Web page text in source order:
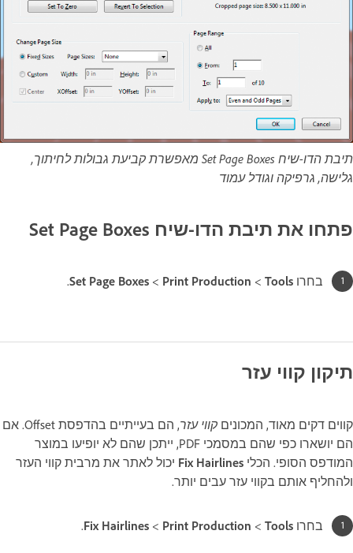
תיבת הדו-שיח Set Page Boxes מאפשרת קביעת גבולות לחיתוך,
גלישה, גרפיקה וגודל עמוד
פתחו את תיבת הדו-שיח Set Page Boxes
בחרו Tools‏
>
Print Production‏
>
Set Page Boxes
.
תיקון קווי עזר
קווים דקים מאוד, המכונים קווי עזר
, הם בעייתיים בהדפסת Offset. אם
הם יושארו כפי שהם במסמכי PDF, ייתכן שהם לא יופיעו במוצר
המודפס הסופי. הכלי Fix Hairlines יכול לאתר את מרבית קווי העזר
ולהחליף אותם בקווי עזר עבים יותר.
בחרו Tools‏
>
Print Production‏
>
Fix Hairlines
.